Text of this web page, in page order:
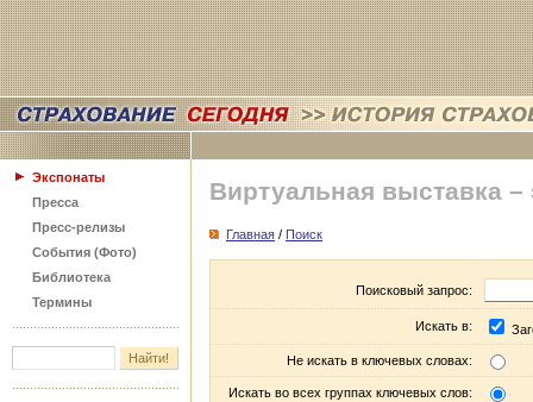
Экспонаты
Пресса
Пресс-релизы
События (Фото)
Библиотека
Термины
Виртуальная выставка –
Главная / Поиск
Поисковый запрос:
Искать в:
Не искать в ключевых словах:
Искать во всех группах ключевых слов: